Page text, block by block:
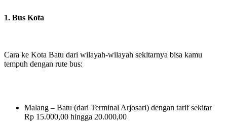
1. Bus Kota
Cara ke Kota Batu dari wilayah-wilayah sekitarnya bisa kamu
tempuh dengan rute bus:
Malang – Batu (dari Terminal Arjosari) dengan tarif sekitar
Rp 15.000,00 hingga 20.000,00